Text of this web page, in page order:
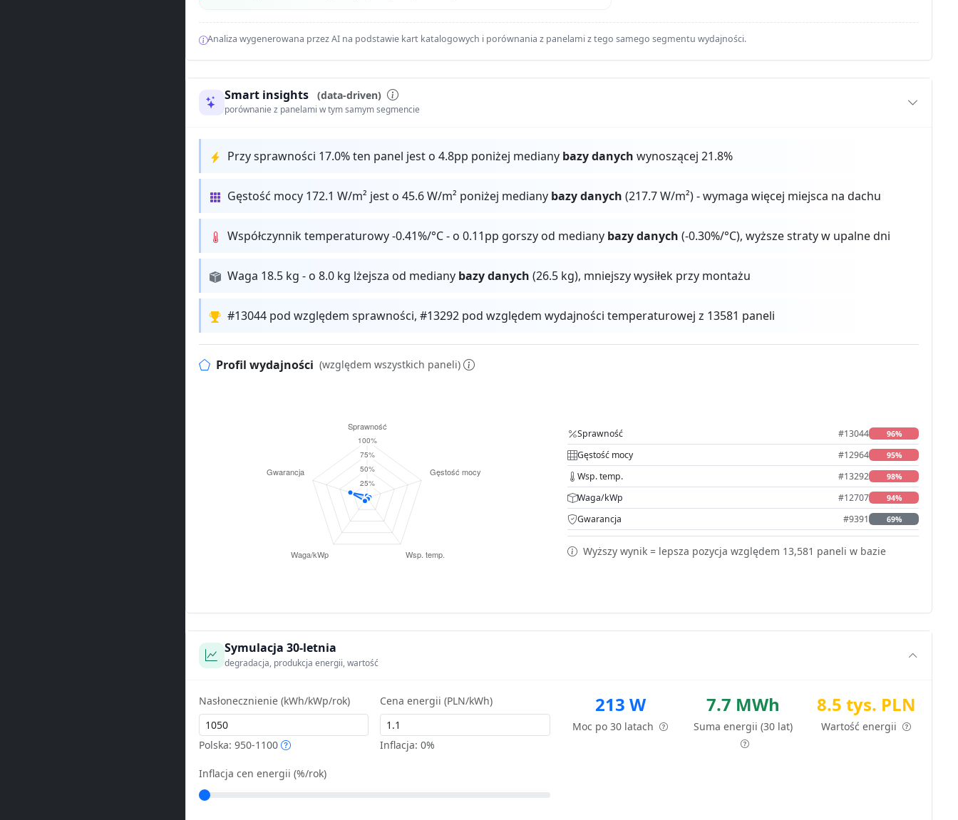
Analiza wygenerowana przez AI na podstawie kart katalogowych i porównania z panelami z tego samego segmentu wydajności.
Smart insights (data-driven)
porównanie z panelami w tym samym segmencie
Przy sprawności 17.0% ten panel jest o 4.8pp poniżej mediany bazy danych wynoszącej 21.8%
Gęstość mocy 172.1 W/m² jest o 45.6 W/m² poniżej mediany bazy danych (217.7 W/m²) - wymaga więcej miejsca na dachu
Współczynnik temperaturowy -0.41%/°C - o 0.11pp gorszy od mediany bazy danych (-0.30%/°C), wyższe straty w upalne dni
Waga 18.5 kg - o 8.0 kg lżejsza od mediany bazy danych (26.5 kg), mniejszy wysiłek przy montażu
#13044 pod względem sprawności, #13292 pod względem wydajności temperaturowej z 13581 paneli
Profil wydajności (względem wszystkich paneli)
Sprawność #13044 96%
Gęstość mocy #12964 95%
Wsp. temp. #13292 98%
Waga/kWp #12707 94%
Gwarancja #9391 69%
Wyższy wynik = lepsza pozycja względem 13,581 paneli w bazie
Symulacja 30-letnia
degradacja, produkcja energii, wartość
Nasłonecznienie (kWh/kWp/rok)
Polska: 950-1100
Cena energii (PLN/kWh)
Inflacja:0%
Inflacja cen energii (%/rok)
213 W
Moc po 30 latach
7.7 MWh
Suma energii (30 lat)
8.5 tys. PLN
Wartość energii